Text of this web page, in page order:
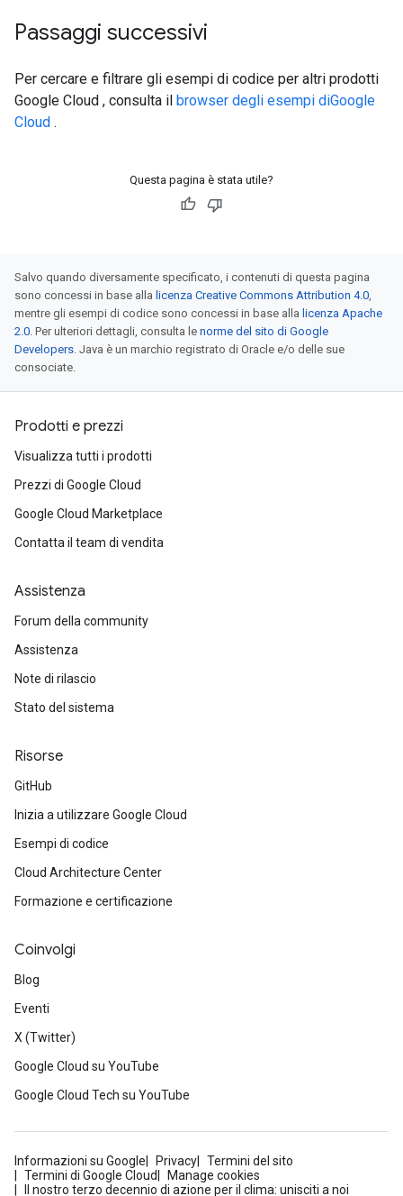
Passaggi successivi
Per cercare e filtrare gli esempi di codice per altri prodotti
Google Cloud , consulta il browser degli esempi diGoogle
Cloud .
Questa pagina è stata utile?
Salvo quando diversamente specificato, i contenuti di questa pagina
sono concessi in base alla licenza Creative Commons Attribution 4.0,
mentre gli esempi di codice sono concessi in base alla licenza Apache
2.0. Per ulteriori dettagli, consulta le norme del sito di Google
Developers. Java è un marchio registrato di Oracle e/o delle sue
consociate.
Prodotti e prezzi
Visualizza tutti i prodotti
Prezzi di Google Cloud
Google Cloud Marketplace
Contatta il team di vendita
Assistenza
Forum della community
Assistenza
Note di rilascio
Stato del sistema
Risorse
GitHub
Inizia a utilizzare Google Cloud
Esempi di codice
Cloud Architecture Center
Formazione e certificazione
Coinvolgi
Blog
Eventi
X (Twitter)
Google Cloud su YouTube
Google Cloud Tech su YouTube
Informazioni su Google Privacy
Termini del sito
Termini di Google Cloud
Manage cookies
Il nostro terzo decennio di azione per il clima: unisciti a noi